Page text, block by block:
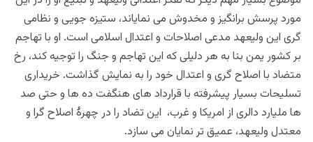
مورد پرسش برانگیز و مخدوش می نمایاند، ستیزه جویی و نظامی
گری این ولیعهد مدعی اصلاحات و اعتدال اسلامی است. او با تهاجم
بر کشور یمن بنا به هر دلیلی که این تهاجم و جنگ را توجیه کند، رخ
متضاد با اصلاح گری و اعتدال خود را به نمایش گذاشت. خریداری
تسلیحات بسیار پیشرفته با قرارداد های هنگفت ده ها و حتی صد
ها ملیارد دالری از امریکا و غرب، این تضاد را در چهرۀ اصلاح گرا و
معتدل ولیعهد، عمیق تر نمایان می سازد.